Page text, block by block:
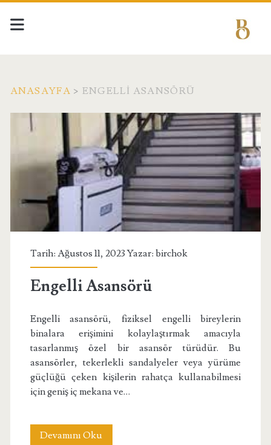
ANASAYFA > ENGELLI ASANSÖRÜ
Etiket:
<span>engelli
asansörü</span>
Tarih: Ağustos 11, 2023 Yazar: birchok
Engelli Asansörü
Engelli asansörü, fiziksel engelli bireylerin
binalara erişimini kolaylaştırmak amacıyla
tasarlanmış özel bir asansör türüdür. Bu
asansörler, tekerlekli sandalyeler veya yürüme
güçlüğü çeken kişilerin rahatça kullanabilmesi
için geniş iç mekana ve…
Devamını OkuEngelli